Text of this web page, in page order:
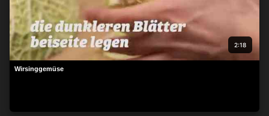
2:18
Wirsinggemüse